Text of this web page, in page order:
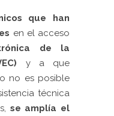
que han
en el acceso
de la
y a que
no es posible
técnica
se amplía el